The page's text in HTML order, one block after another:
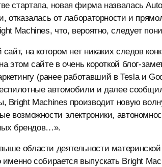
стартапа, новая фирма назвалась
отказалась от лабораторности и
Machines, что, вероятно, следует
на котором нет никаких следов
этом сайте в очень короткой блог-
(ранее работавший в Tesla и
автомобили и далее
Bright Machines производит новую
возможности электроники,
брендов…».
области деятельности
собирается выпускать Bright